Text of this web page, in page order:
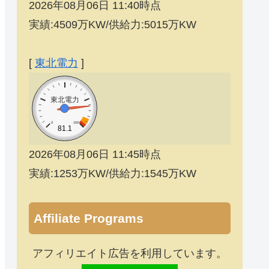
2026年08月06日 11:40時点
実績:4509万KW/供給力:5015万KW
[ 東北電力 ]
東北電力
0 100
81.1
2026年08月06日 11:45時点
実績:1253万KW/供給力:1545万KW
Affiliate Programs
アフィリエイト広告を利用しています。